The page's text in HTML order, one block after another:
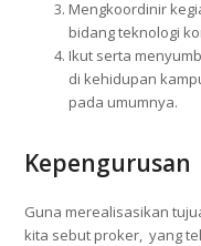
Mengkoordinir
bidang teknologi
Ikut serta
di kehidupan
pada umumnya.
Kepengurusan
Guna merealisasikan
kita sebut proker, yang